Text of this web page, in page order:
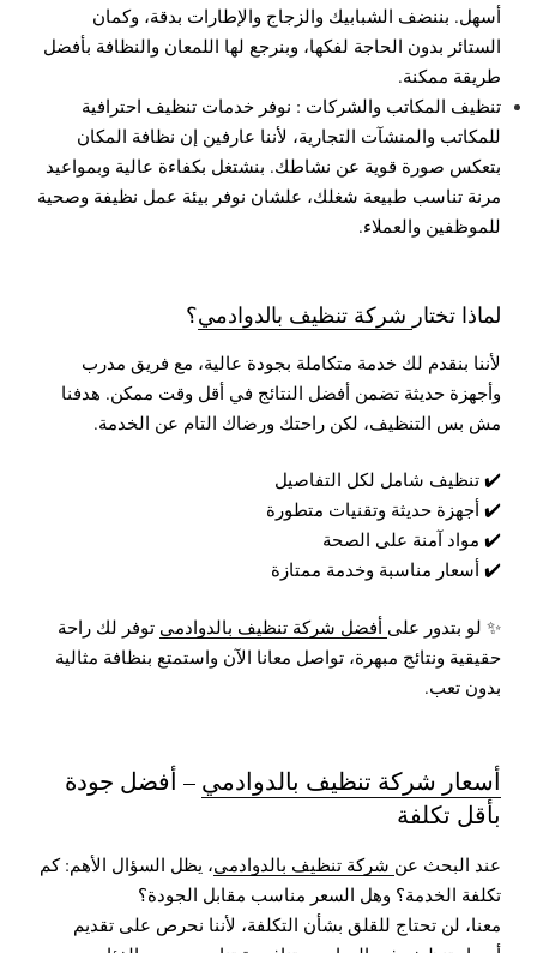
أسهل. بننضف الشبابيك والزجاج والإطارات بدقة، وكمان
الستائر بدون الحاجة لفكها، وبنرجع لها اللمعان والنظافة بأفضل
طريقة ممكنة.
تنظيف المكاتب والشركات : نوفر خدمات تنظيف احترافية
للمكاتب والمنشآت التجارية، لأننا عارفين إن نظافة المكان
بتعكس صورة قوية عن نشاطك. بنشتغل بكفاءة عالية وبمواعيد
مرنة تناسب طبيعة شغلك، علشان نوفر بيئة عمل نظيفة وصحية
للموظفين والعملاء.
لماذا تختار شركة تنظيف بالدوادمي؟
لأننا بنقدم لك خدمة متكاملة بجودة عالية، مع فريق مدرب
وأجهزة حديثة تضمن أفضل النتائج في أقل وقت ممكن. هدفنا
مش بس التنظيف، لكن راحتك ورضاك التام عن الخدمة.
✔️ تنظيف شامل لكل التفاصيل
✔️ أجهزة حديثة وتقنيات متطورة
✔️ مواد آمنة على الصحة
✔️ أسعار مناسبة وخدمة ممتازة
✨ لو بتدور على أفضل شركة تنظيف بالدوادمي توفر لك راحة
حقيقية ونتائج مبهرة، تواصل معانا الآن واستمتع بنظافة مثالية
بدون تعب.
أسعار شركة تنظيف بالدوادمي – أفضل جودة
بأقل تكلفة
عند البحث عن شركة تنظيف بالدوادمي، يظل السؤال الأهم: كم
تكلفة الخدمة؟ وهل السعر مناسب مقابل الجودة؟
معنا، لن تحتاج للقلق بشأن التكلفة، لأننا نحرص على تقديم